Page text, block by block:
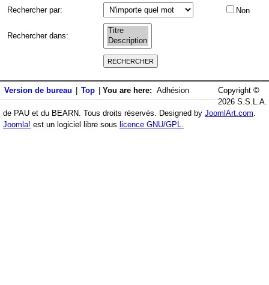
Rechercher par: Non
Rechercher dans:
Version de bureau Top You are here: Adhésion
Copyright ©
2026 S.S.L.A.
de PAU et du BEARN. Tous droits réservés. Designed by JoomlArt.com.
Joomla! est un logiciel libre sous licence GNU/GPL.